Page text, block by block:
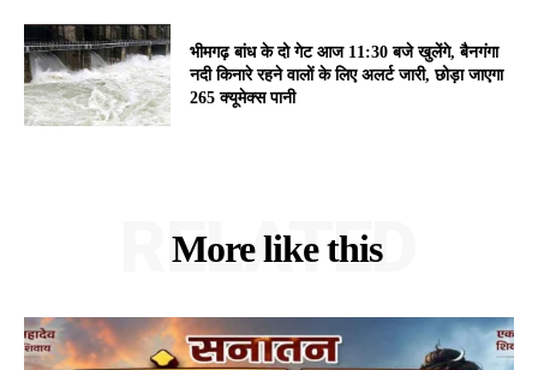
भीमगढ़ बांध के दो गेट आज 11:30 बजे खुलेंगे, बैनगंगा
नदी किनारे रहने वालों के लिए अलर्ट जारी, छोड़ा जाएगा
265 क्यूमेक्स पानी
More like this
RELATED